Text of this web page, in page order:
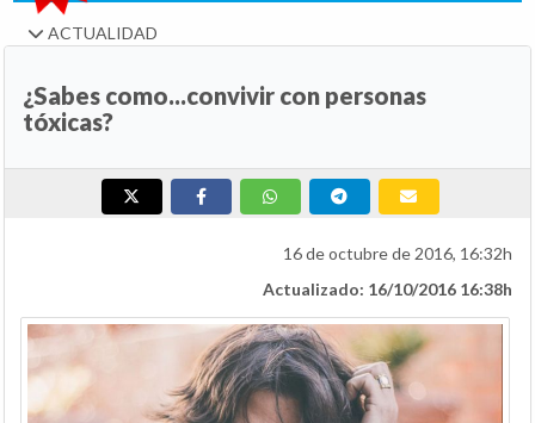
ACTUALIDAD
¿Sabes como...convivir con personas
tóxicas?
16 de octubre de 2016, 16:32h
Actualizado: 16/10/2016 16:38h